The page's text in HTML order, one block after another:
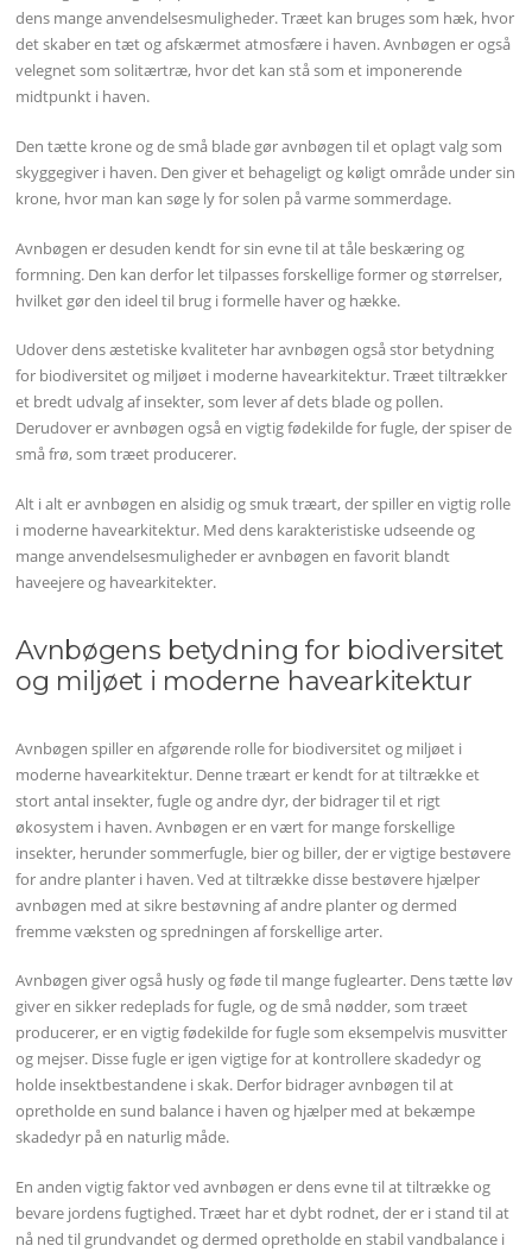
dens mange anvendelsesmuligheder. Træet kan bruges som hæk, hvor
det skaber en tæt og afskærmet atmosfære i haven. Avnbøgen er også
velegnet som solitærtræ, hvor det kan stå som et imponerende
midtpunkt i haven.
Den tætte krone og de små blade gør avnbøgen til et oplagt valg som
skyggegiver i haven. Den giver et behageligt og køligt område under sin
krone, hvor man kan søge ly for solen på varme sommerdage.
Avnbøgen er desuden kendt for sin evne til at tåle beskæring og
formning. Den kan derfor let tilpasses forskellige former og størrelser,
hvilket gør den ideel til brug i formelle haver og hække.
Udover dens æstetiske kvaliteter har avnbøgen også stor betydning
for biodiversitet og miljøet i moderne havearkitektur. Træet tiltrækker
et bredt udvalg af insekter, som lever af dets blade og pollen.
Derudover er avnbøgen også en vigtig fødekilde for fugle, der spiser de
små frø, som træet producerer.
Alt i alt er avnbøgen en alsidig og smuk træart, der spiller en vigtig rolle
i moderne havearkitektur. Med dens karakteristiske udseende og
mange anvendelsesmuligheder er avnbøgen en favorit blandt
haveejere og havearkitekter.
Avnbøgens betydning for biodiversitet
og miljøet i moderne havearkitektur
Avnbøgen spiller en afgørende rolle for biodiversitet og miljøet i
moderne havearkitektur. Denne træart er kendt for at tiltrække et
stort antal insekter, fugle og andre dyr, der bidrager til et rigt
økosystem i haven. Avnbøgen er en vært for mange forskellige
insekter, herunder sommerfugle, bier og biller, der er vigtige bestøvere
for andre planter i haven. Ved at tiltrække disse bestøvere hjælper
avnbøgen med at sikre bestøvning af andre planter og dermed
fremme væksten og spredningen af forskellige arter.
Avnbøgen giver også husly og føde til mange fuglearter. Dens tætte løv
giver en sikker redeplads for fugle, og de små nødder, som træet
producerer, er en vigtig fødekilde for fugle som eksempelvis musvitter
og mejser. Disse fugle er igen vigtige for at kontrollere skadedyr og
holde insektbestandene i skak. Derfor bidrager avnbøgen til at
opretholde en sund balance i haven og hjælper med at bekæmpe
skadedyr på en naturlig måde.
En anden vigtig faktor ved avnbøgen er dens evne til at tiltrække og
bevare jordens fugtighed. Træet har et dybt rodnet, der er i stand til at
nå ned til grundvandet og dermed opretholde en stabil vandbalance i